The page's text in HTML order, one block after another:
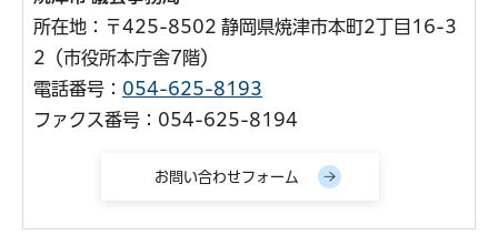
所在地：〒425-8502 静岡県焼津市本町2丁目16-3
2（市役所本庁舎7階）
電話番号： 054-625-8193
ファクス番号：054-625-8194